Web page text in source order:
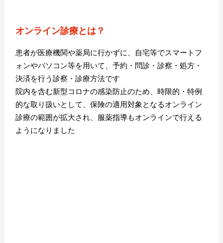
オンライン診療とは？
患者が医療機関や薬局に行かずに、自宅等でスマートフ
ォンやパソコン等を用いて、予約・問診・診察・処方・
決済を行う診察・診療方法です
院内を含む新型コロナの感染防止のため、時限的・特例
的な取り扱いとして、保険の適用対象となるオンライン
診療の範囲が拡大され、服薬指導もオンラインで行える
ようになりました